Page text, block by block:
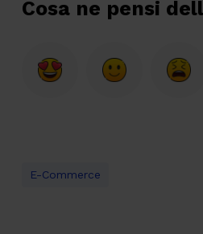
Cosa ne pensi
E-Commerce